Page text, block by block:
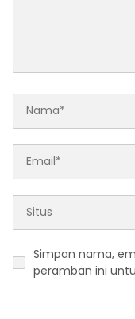
Simpan nama,
peramban ini